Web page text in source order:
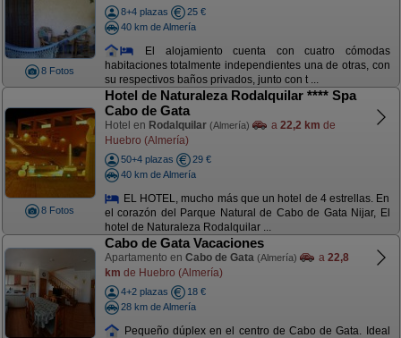
8 Fotos
8+4 plazas
25 €
40 km de Almería
El alojamiento cuenta con cuatro cómodas
habitaciones totalmente independientes una de otras, con
su respectivos baños privados, junto con t ...
8 Fotos
Hotel de Naturaleza Rodalquilar **** Spa
Cabo de Gata
Hotel en Rodalquilar (Almería) a 22,2 km de
Huebro (Almería)
50+4 plazas
29 €
40 km de Almería
EL HOTEL, mucho más que un hotel de 4 estrellas. En
el corazón del Parque Natural de Cabo de Gata Nijar, El
hotel de Naturaleza Rodalquilar ...
Cabo de Gata Vacaciones
Apartamento en Cabo de Gata (Almería) a 22,8
km de Huebro (Almería)
4+2 plazas
18 €
28 km de Almería
Pequeño dúplex en el centro de Cabo de Gata. Ideal